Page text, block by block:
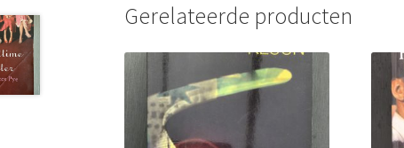
Gerelateerde producten